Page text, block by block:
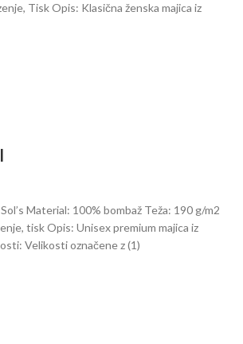
Tisk Opis: Klasična ženska majica iz
Material: 100% bombaž Teža: 190 g/m2
tisk Opis: Unisex premium majica iz
Velikosti označene z (1)